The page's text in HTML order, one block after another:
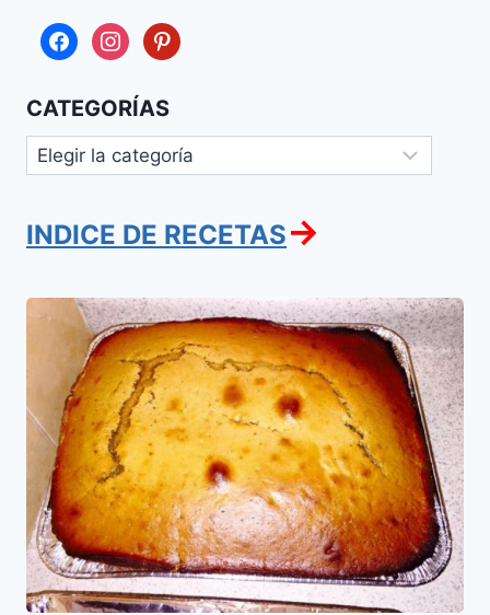
facebookinstagrampinterest
CATEGORÍAS
Categorías
INDICE DE RECETAS→
Torta
(Leicaj)